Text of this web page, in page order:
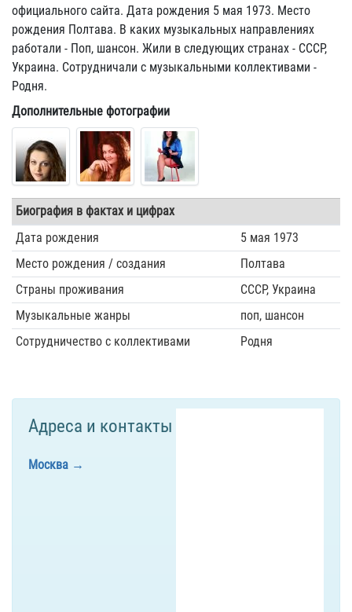
официального сайта. Дата рождения 5 мая 1973. Место
рождения Полтава. В каких музыкальных направлениях
работали - Поп, шансон. Жили в следующих странах - СССР,
Украина. Сотрудничали с музыкальными коллективами -
Родня.
Дополнительные фотографии
Биография в фактах и цифрах
Дата рождения
5 мая 1973
Место рождения / создания
Полтава
Страны проживания
СССР, Украина
Музыкальные жанры
поп, шансон
Сотрудничество с коллективами
Родня
Адреса и контакты
Москва